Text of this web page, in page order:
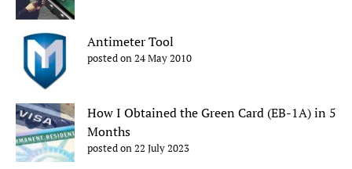
Antimeter Tool
posted on 24 May 2010
How I Obtained the Green Card (EB-1A) in 5
Months
posted on 22 July 2023